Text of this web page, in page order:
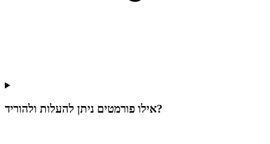
אילו פורמטים ניתן להעלות ולהוריד?